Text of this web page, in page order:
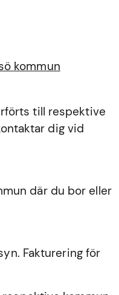
kommun
till respektive
dig vid
där du bor eller
Fakturering för